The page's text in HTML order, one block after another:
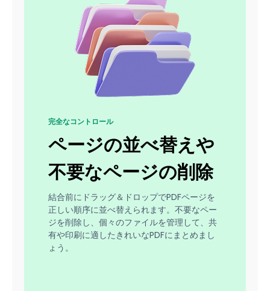
完全なコントロール
ページの並べ替えや
不要なページの削除
結合前にドラッグ＆ドロップでPDFページを
正しい順序に並べ替えられます。不要なペー
ジを削除し、個々のファイルを管理して、共
有や印刷に適したきれいなPDFにまとめまし
ょう。